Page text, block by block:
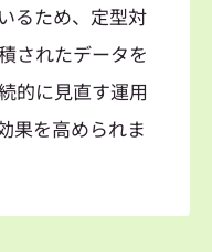
るため、定型対
されたデータを
的に見直す運用
果を高められま